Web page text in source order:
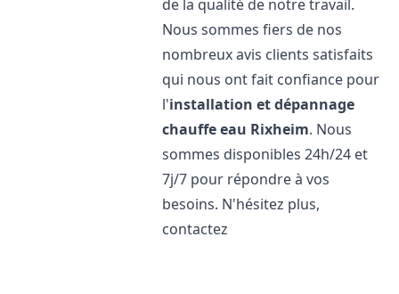
de la qualité de notre travail.
Nous sommes fiers de nos
nombreux avis clients satisfaits
qui nous ont fait confiance pour
l'installation et dépannage
chauffe eau Rixheim. Nous
sommes disponibles 24h/24 et
7j/7 pour répondre à vos
besoins. N'hésitez plus,
contactez